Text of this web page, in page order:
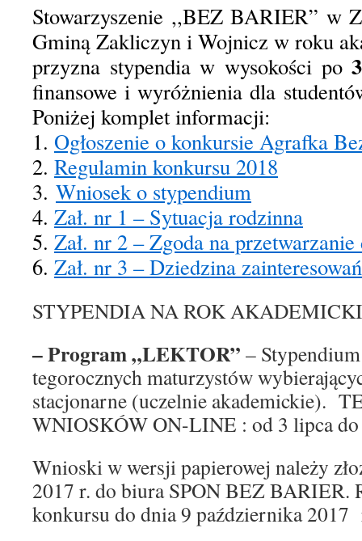
Stowarzyszenie ,,BEZ BARIER” w
Gminą Zakliczyn i Wojnicz w roku
przyzna stypendia w wysokości po
finansowe i wyróżnienia dla
Poniżej komplet informacji:
1. Ogłoszenie o konkursie Agrafka
2. Regulamin konkursu 2018
3. Wniosek o stypendium
4. Zał. nr 1 – Sytuacja rodzinna
5. Zał. nr 2 – Zgoda na
6. Zał. nr 3 – Dziedzina
STYPENDIA NA ROK
– Program „LEKTOR” –
tegorocznych maturzystów
stacjonarne (uczelnie akademickie).
WNIOSKÓW ON-LINE : od 3 lipca
Wnioski w wersji papierowej należy
2017 r. do biura SPON BEZ BARIER.
konkursu do dnia 9 października 2017